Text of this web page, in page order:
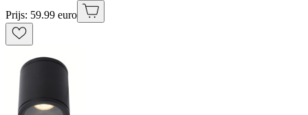
Prijs: 59.99 euro